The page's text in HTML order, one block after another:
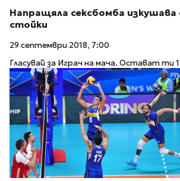
Напращяла сексбомба изкушава
стойки
29 септември 2018, 7:00
Гласувай за Играч на мача. Остават ти